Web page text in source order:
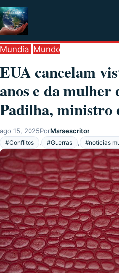
Mundial Mundo
EUA cancelam
anos e da mulher
Padilha, ministro
ago 15, 2025PorMarsescritor
#Conflitos , #Guerras , #notícias